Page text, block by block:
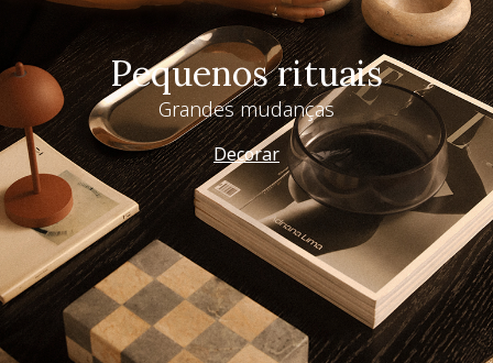
Pequenos rituais
Grandes mudanças
Decorar